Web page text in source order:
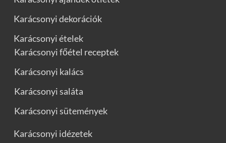
Karácsonyi dekorációk
Karácsonyi ételek
Karácsonyi főétel receptek
Karácsonyi kalács
Karácsonyi saláta
Karácsonyi sütemények
Karácsonyi idézetek